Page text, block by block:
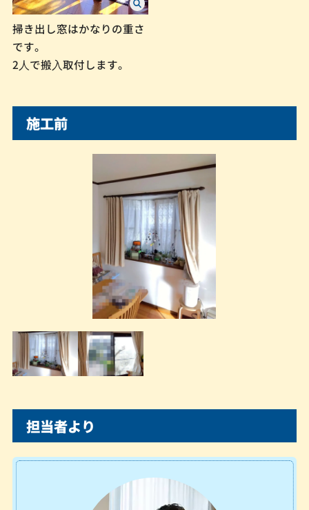
掃き出し窓はかなりの重さ
です。
2⼈で搬⼊取付します。
施工前
担当者より